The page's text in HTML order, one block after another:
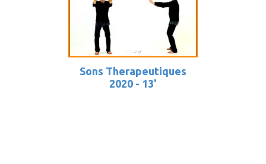
Sons Therapeutiques
2020 - 13'